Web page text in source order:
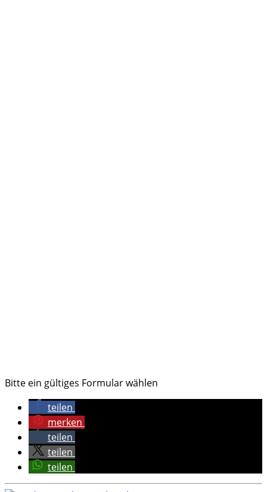
Bitte ein gültiges Formular wählen
teilen
merken
teilen
teilen
teilen